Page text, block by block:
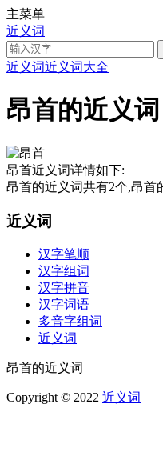
主菜单
近义词
近义词近义词大全
昂首的近义词
昂首近义词详情如下:
昂首的近义词共有2个,昂首
近义词
汉字笔顺
汉字组词
汉字拼音
汉字词语
多音字组词
近义词
昂首的近义词
Copyright © 2022 近义词